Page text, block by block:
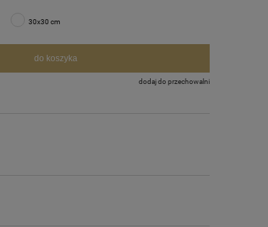
30x30 cm
do koszyka
dodaj do przechowalni